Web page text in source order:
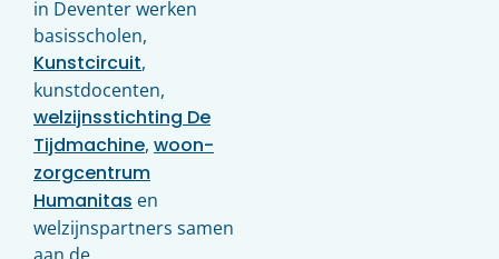
in Deventer werken
basisscholen,
Kunstcircuit,
kunstdocenten,
welzijnsstichting De
Tijdmachine, woon-
zorgcentrum
Humanitas en
welzijnspartners samen
aan de